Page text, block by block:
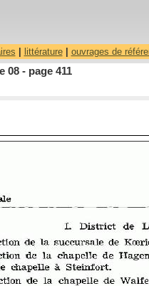
littérature| ouvrages de
08 - page 411